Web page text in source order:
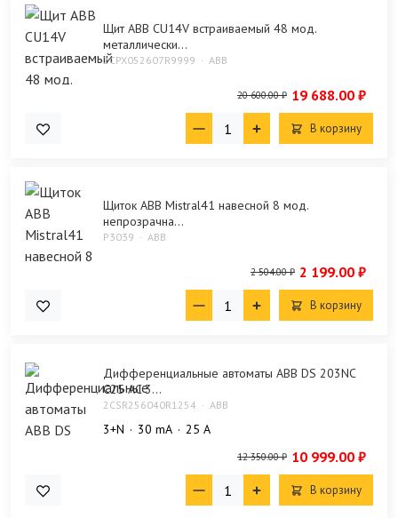
Щит ABB CU14V встраиваемый 48 мод.
металлически...
2CPX052607R9999 ABB
20 600.00 ₽ 19 688.00 ₽
В корзину
Щиток ABB Mistral41 навесной 8 мод.
непрозрачна...
P3039 ABB
2 504.00 ₽ 2 199.00 ₽
В корзину
Дифференциальные автоматы ABB DS 203NC
C25 AC 3...
2CSR256040R1254 ABB
3+N 30 mA 25 А
12 350.00 ₽ 10 999.00 ₽
В корзину